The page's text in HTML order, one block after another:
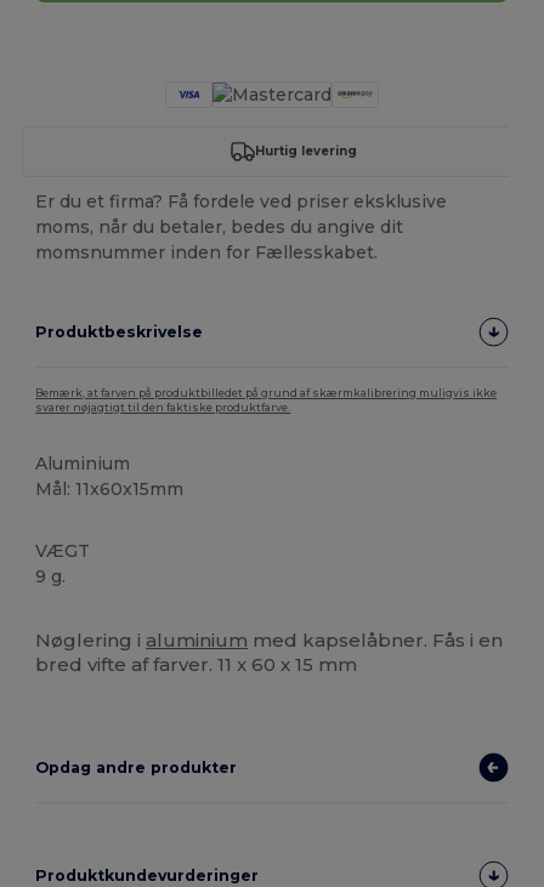
Hurtig levering
Er du et firma? Få fordele ved priser eksklusive
moms, når du betaler, bedes du angive dit
momsnummer inden for Fællesskabet.
Produktbeskrivelse
Bemærk, at farven på produktbilledet på grund af skærmkalibrering muligvis ikke
svarer nøjagtigt til den faktiske produktfarve.
Aluminium
Mål: 11x60x15mm
VÆGT
9 g.
Nøglering i aluminium med kapselåbner. Fås i en
bred vifte af farver. 11 x 60 x 15 mm
Opdag andre produkter
Produktkundevurderinger